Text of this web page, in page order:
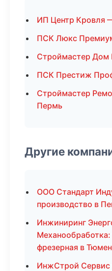
ИП Центр Кровля
ПСК Люкс
Строймастер
ПСК Престиж
Строймастер
Пермь
Другие
ООО Стандарт
производство в
Инжиниринг
Механообработка:
фрезерная в
ИнжСтрой Сервис